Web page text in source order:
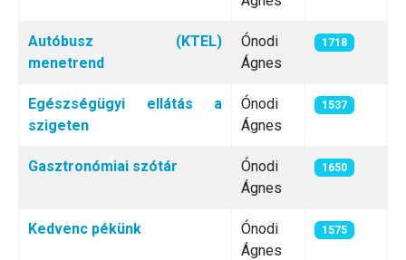
Autóbusz (KTEL)
menetrend
Ónodi
Ágnes
1718
Egészségügyi ellátás a
szigeten
Ónodi
Ágnes
1537
Gasztronómiai szótár
Ónodi
Ágnes
1650
Kedvenc pékünk
Ónodi
Ágnes
1575